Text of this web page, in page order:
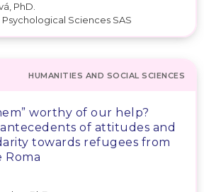
PhD.
Sciences SAS
HUMANITIES AND SOCIAL SCIENCES
worthy of our help?
of attitudes and
towards refugees from
Roma